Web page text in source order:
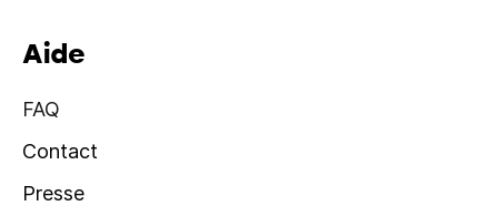
Aide
FAQ
Contact
Presse